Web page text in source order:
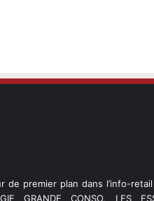
de premier plan dans l’info-
GRANDE CONSO, LES